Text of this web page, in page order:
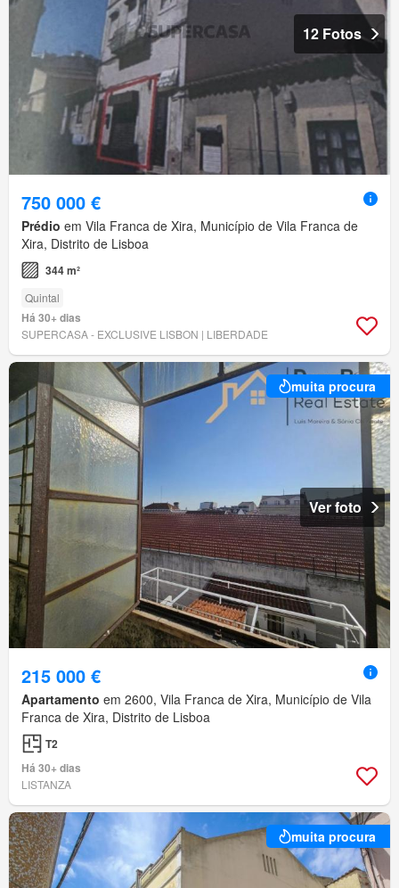
12 Fotos
750 000 €
Prédio em Vila Franca de Xira, Município de Vila Franca de
Xira, Distrito de Lisboa
344 m²
Quintal
Há 30+ dias
SUPERCASA - EXCLUSIVE LISBON | LIBERDADE
muita procura
Ver foto
215 000 €
Apartamento em 2600, Vila Franca de Xira, Município de Vila
Franca de Xira, Distrito de Lisboa
T2
Há 30+ dias
LISTANZA
muita procura